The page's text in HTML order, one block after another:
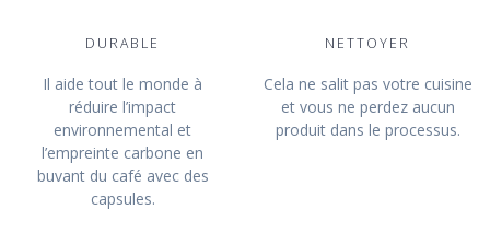
DURABLE
Il aide tout le monde à
réduire l’impact
environnemental et
l’empreinte carbone en
buvant du café avec des
capsules.
NETTOYER
Cela ne salit pas votre cuisine
et vous ne perdez aucun
produit dans le processus.